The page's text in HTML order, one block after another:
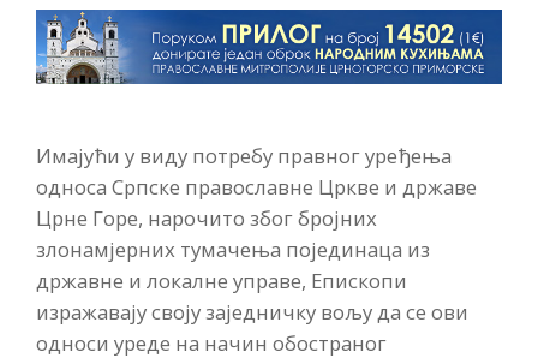
Имајући у виду потребу правног уређења
односа Српске православне Цркве и државе
Црне Горе, нарочито због бројних
злонамјерних тумачења појединаца из
државне и локалне управе, Епископи
изражавају своју заједничку вољу да се ови
односи уреде на начин обостраног